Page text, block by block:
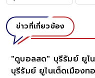
ข่าวที่เกี่ยวข้อง
อดสด
"ดูบอลสด" ไ
ไทย พบ กัมพู